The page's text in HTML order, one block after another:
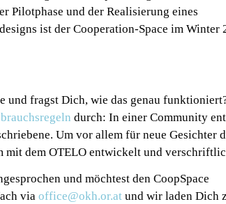
Pilotphase und der Realisierung eines
ist der Cooperation-Space im Winter
und fragst Dich, wie das genau
durch: In einer Community
Um vor allem für neue Gesichter
mit dem OTELO entwickelt und
und möchtest den CoopSpace
viaoffice@okh.or.at und wir laden Dich